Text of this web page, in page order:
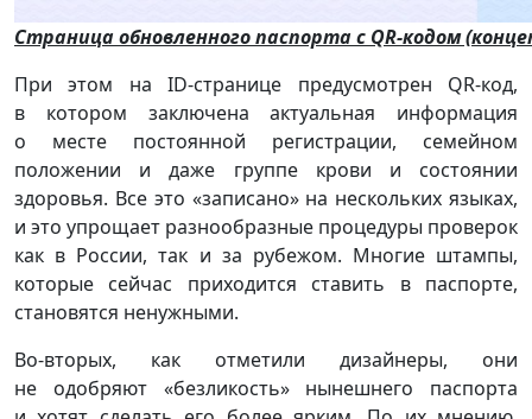
Страница обновленного паспорта с QR-кодом
При этом на ID-странице предусмотрен QR-код,
в котором заключена актуальная информация
о месте постоянной регистрации, семейном
положении и даже группе крови и состоянии
здоровья. Все это «записано» на нескольких языках,
и это упрощает разнообразные процедуры проверок
как в России, так и за рубежом. Многие штампы,
которые сейчас приходится ставить в паспорте,
становятся ненужными.
Во-вторых, как отметили дизайнеры, они
не одобряют «безликость» нынешнего паспорта